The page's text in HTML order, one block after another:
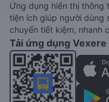
Ứng dụng hiển thị thông
tiện ích giúp người dùng
chuyển tiết kiệm, nhanh
Tải ứng dụng Vexere